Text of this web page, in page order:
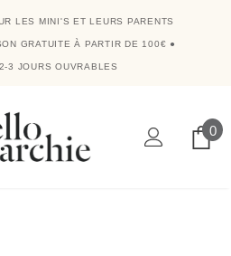
LES MINI'S ET LEURS PARENTS
GRATUITE À PARTIR DE 100€ ●
3 JOURS OUVRABLES
0